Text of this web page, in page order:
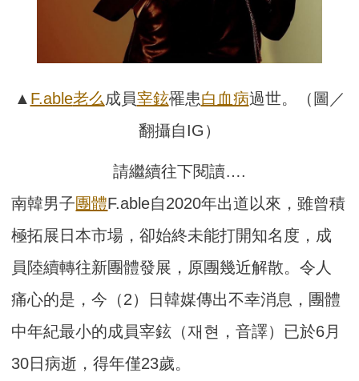
▲ F.able老么成員宰鉉罹患白血病過世。（圖／
翻攝自IG）
請繼續往下閱讀….
南韓男子團體F.able自2020年出道以來，雖曾積
極拓展日本市場，卻始終未能打開知名度，成
員陸續轉往新團體發展，原團幾近解散。令人
痛心的是，今（2）日韓媒傳出不幸消息，團體
中年紀最小的成員宰鉉（재현，音譯）已於6月
30日病逝，得年僅23歲。